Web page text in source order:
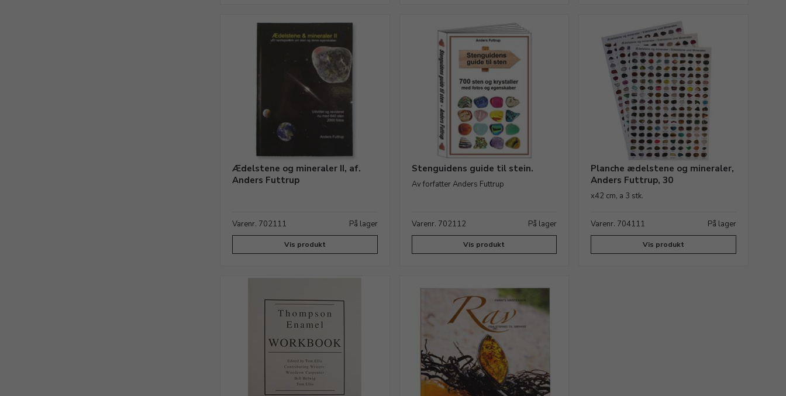
Ædelstene og mineraler II, af.
Anders Futtrup
Varenr. 702111 På lager
Vis produkt
Stenguidens guide til stein.
Av forfatter Anders Futtrup
Varenr. 702112 På lager
Vis produkt
Planche ædelstene og mineraler,
Anders Futtrup, 30
x42 cm, a 3 stk.
Varenr. 704111 På lager
Vis produkt